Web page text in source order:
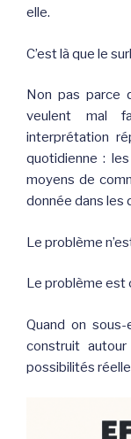
elle.
C’est là que le
Non pas parce
veulent mal
interprétation
quotidienne :
moyens de
donnée dans les
Le problème
Le problème est
Quand on
construit
possibilités